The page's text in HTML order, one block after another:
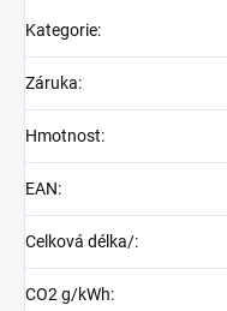
Kategorie:
Záruka:
Hmotnost:
EAN:
Celková délka/:
CO2 g/kWh: